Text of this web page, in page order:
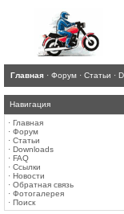
Главная · Форум · Статьи ·
Навигация
· Главная
· Форум
· Статьи
· Downloads
· FAQ
· Ссылки
· Новости
· Обратная связь
· Фотогалерея
· Поиск